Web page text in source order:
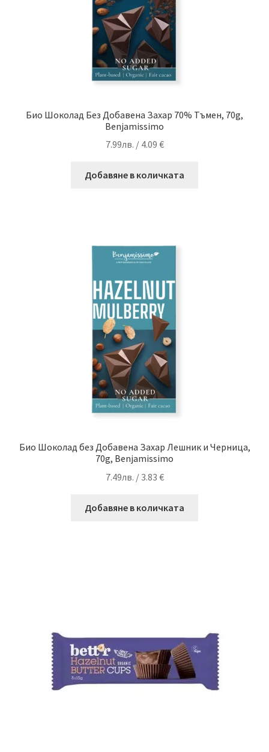
Био Шоколад Без Добавена Захар 70% Тъмен, 70g,
Benjamissimo
7.99лв. / 4.09 €
Добавяне в количката
Био Шоколад без Добавена Захар Лешник и Черница,
70g, Benjamissimo
7.49лв. / 3.83 €
Добавяне в количката